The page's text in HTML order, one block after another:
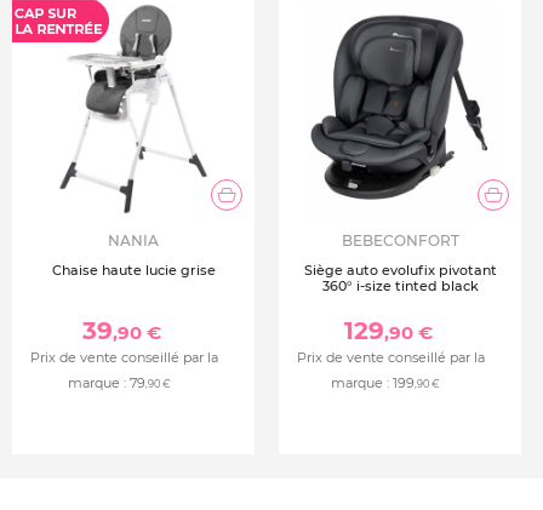
NANIA
Chaise haute lucie grise
39,90 €
Prix de vente conseillé par la
marque : 79,90 €
BEBECONFORT
Siège auto evolufix pivotant
360° i-size tinted black
129,90 €
Prix de vente conseillé par la
marque : 199,90 €